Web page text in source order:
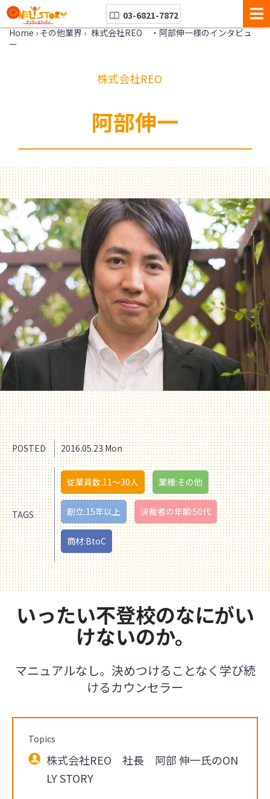
03-6821-7872
Home › その他業界 › 株式会社REO ・阿部伸一様のインタビュ
ー
株式会社REO
阿部伸一
POSTED 2016.05.23 Mon
TAGS
従業員数:11〜30人 業種:その他
創立:15年以上 決裁者の年齢:50代
商材:BtoC
いったい不登校のなにがい
けないのか。
マニュアルなし。決めつけることなく学び続
けるカウンセラー
Topics
株式会社REO 社長 阿部 伸一氏のON
LY STORY